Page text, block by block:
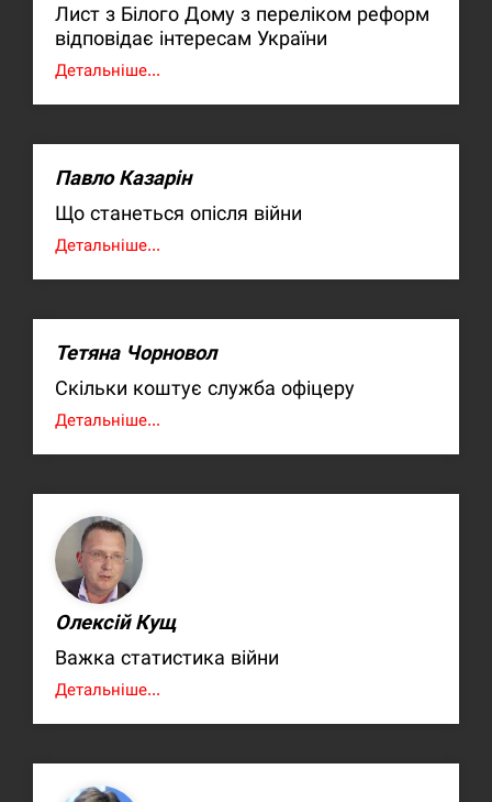
Лист з Білого Дому з переліком реформ
відповідає інтересам України
Детальніше...
Павло Казарін
Що станеться опісля війни
Детальніше...
Тетяна Чорновол
Скільки коштує служба офіцеру
Детальніше...
Олексій Кущ
Важка статистика війни
Детальніше...